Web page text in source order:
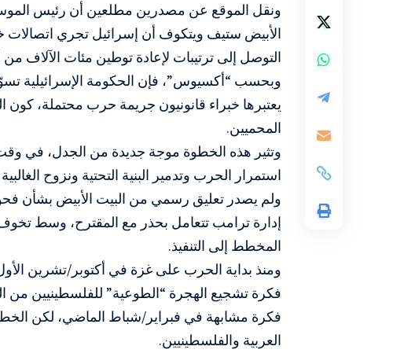
ونقل الموقع عن مصدرين مطلعين أن رئيس
الأبيض ستيف ويتكوف أن إسرائيل تجري اتصالات
التوصل إلى ترتيبات لإعادة توطين مئات الآلاف
وبحسب “أكسيوس”، فإن الحكومة الإسرائيلية
يعتبرها خبراء قانونيون جريمة حرب محتملة، كون
المحميين.
وتثير هذه الخطوة موجة جديدة من الجدل، في
استمرار الحرب وتدمير البنية التحتية ونزوح
ولم يصدر تعليق رسمي من البيت الأبيض بشأن
إدارة ترامب تتعامل بحذر مع المقترح، وسط
المخطط إلى التنفيذ.
فكرة تشجيع الهجرة “الطوعية” للفلسطينيين
فكرة مشابهة في فبراير/شباط الماضي، لكن
العربية والفلسطينيين.